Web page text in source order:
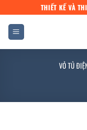
qua
dung
THIẾT KẾ VÀ
VỎ TỦ